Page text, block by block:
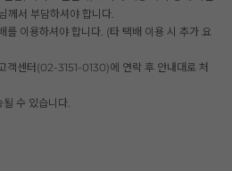
께서 부담하셔야 합니다.
를 이용하셔야 합니다. (타 택배 이용 시 추가 요
객센터(02-3151-0130)에 연락 후 안내대로 처
수 있습니다.